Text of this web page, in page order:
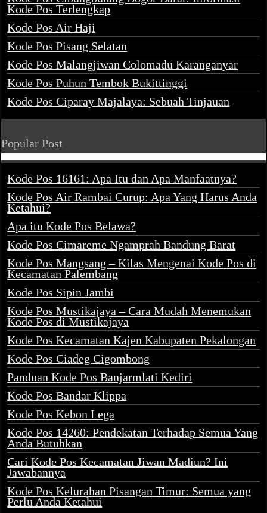
Kode Pos Terlengkap
Kode Pos Air Haji
Kode Pos Pisang Selatan
Kode Pos Malangjiwan Colomadu Karanganyar
Kode Pos Puhun Tembok Bukittinggi
Kode Pos Ciparay Majalaya: Sebuah Tinjauan
Popular Post
Kode Pos 16161: Apa Itu dan Apa Manfaatnya?
Kode Pos Air Rambai Curup: Apa Yang Harus Anda
Ketahui?
Apa itu Kode Pos Belawa?
Kode Pos Cimareme Ngamprah Bandung Barat
Kode Pos Mangsang – Kilas Mengenai Kode Pos di
Kecamatan Palembang
Kode Pos Sipin Jambi
Kode Pos Mustikajaya – Cara Mudah Menemukan
Kode Pos di Mustikajaya
Kode Pos Kecamatan Kajen Kabupaten Pekalongan
Kode Pos Ciadeg Cigombong
Panduan Kode Pos Banjarmlati Kediri
Kode Pos Bandar Klippa
Kode Pos Kebon Lega
Kode Pos 14260: Pendekatan Terhadap Semua Yang
Anda Butuhkan
Cari Kode Pos Kecamatan Jiwan Madiun? Ini
Jawabannya
Kode Pos Kelurahan Pisangan Timur: Semua yang
Perlu Anda Ketahui